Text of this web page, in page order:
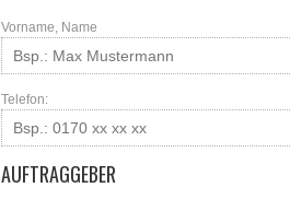
Vorname, Name
Telefon:
AUFTRAGGEBER